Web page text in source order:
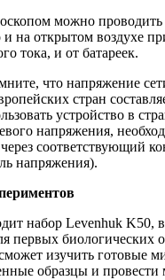
можно проводить
на открытом воздухе
тока, и от батареек.
что напряжение
стран
устройство в
напряжения,
соответствующий
напряжения).
набор Levenhuk K50, в
первых
изучить готовые
образцы и